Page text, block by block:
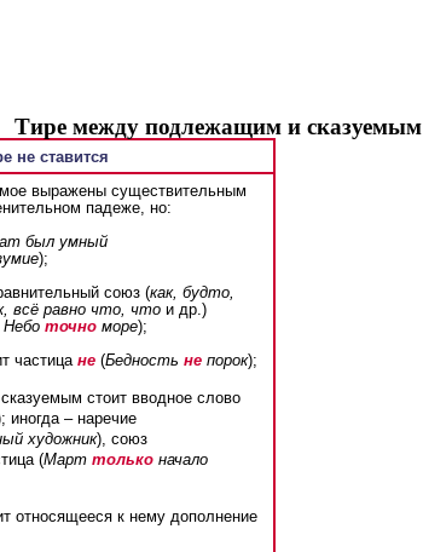
Тире между подлежащим и сказуемым
не ставится
выражены существительным
падеже, но:
был умный
);
союз (как, будто,
всё равно что, что и др.)
точно море);
частица не (Бедность не порок);
стоит вводное слово
иногда – наречие
художник), союз
(Март только начало
относящееся к нему дополнение